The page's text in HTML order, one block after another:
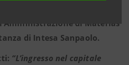
Amministrazione di Materias
di Intesa Sanpaolo.
“L’ingresso nel capitale